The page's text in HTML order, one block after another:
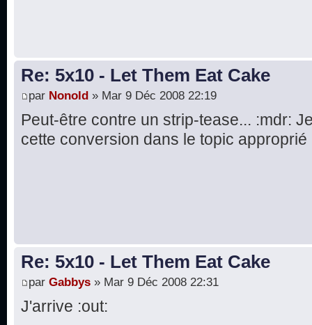
Re: 5x10 - Let Them Eat Cake
par Nonold » Mar 9 Déc 2008 22:19
Peut-être contre un strip-tease... :mdr:
cette conversion dans le topic
Re: 5x10 - Let Them Eat Cake
par Gabbys » Mar 9 Déc 2008 22:31
J'arrive :out: